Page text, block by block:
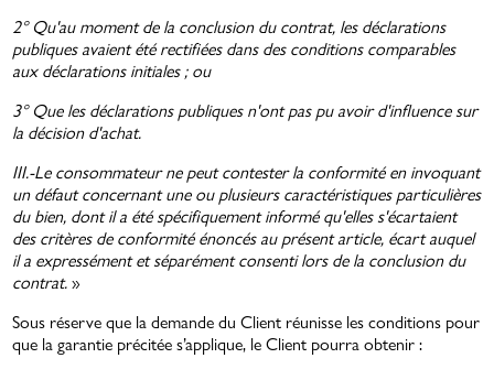
2° Qu'au moment de la conclusion du contrat, les déclarations
publiques avaient été rectifiées dans des conditions comparables
aux déclarations initiales ; ou
3° Que les déclarations publiques n'ont pas pu avoir d'influence sur
la décision d'achat.
III.-Le consommateur ne peut contester la conformité en invoquant
un défaut concernant une ou plusieurs caractéristiques particulières
du bien, dont il a été spécifiquement informé qu'elles s'écartaient
des critères de conformité énoncés au présent article, écart auquel
il a expressément et séparément consenti lors de la conclusion du
contrat.»
Sous réserve que la demande du Client réunisse les conditions pour
que la garantie précitée s’applique, le Client pourra obtenir :